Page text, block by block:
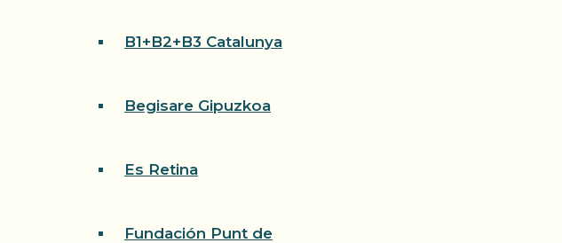
B1+B2+B3 Catalunya
Begisare Gipuzkoa
Es Retina
Fundación Punt de